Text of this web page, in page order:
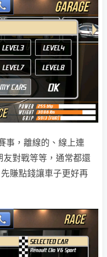
事，離線的、線上連
對戰等等，通常都還
賺點錢讓車子更好再